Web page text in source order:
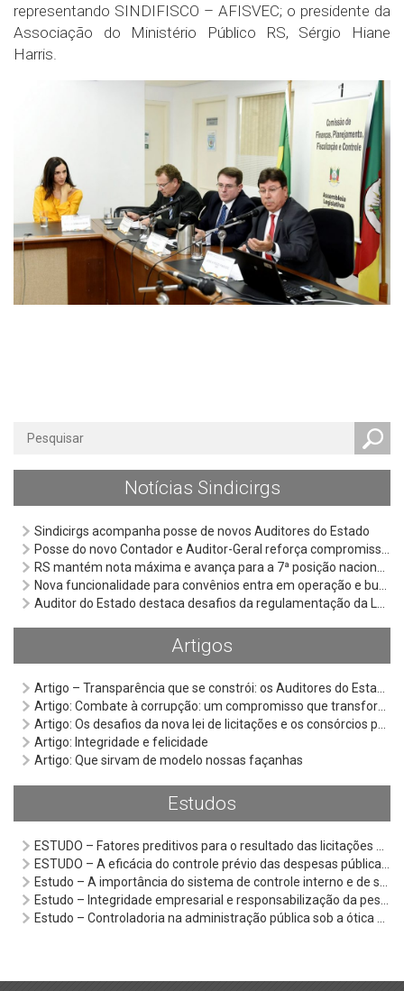
representando SINDIFISCO – AFISVEC; o presidente da
Associação do Ministério Público RS, Sérgio Hiane
Harris.
Notícias Sindicirgs
Sindicirgs acompanha posse de novos Auditores do Estado
Posse do novo Contador e Auditor-Geral reforça compromisso da Cage com a qualificação técnica e o fortalecimento da gestão pública
RS mantém nota máxima e avança para a 7ª posição nacional em ranking da qualidade da informação contábil e fiscal
Nova funcionalidade para convênios entra em operação e busca qualificar gestão de recursos públicos
Auditor do Estado destaca desafios da regulamentação da Lei Anticorrupção em seminário do Ministério Público
Artigos
Artigo – Transparência que se constrói: os Auditores do Estado e o Selo Diamante
Artigo: Combate à corrupção: um compromisso que transforma a sociedade
Artigo: Os desafios da nova lei de licitações e os consórcios públicos
Artigo: Integridade e felicidade
Artigo: Que sirvam de modelo nossas façanhas
Estudos
ESTUDO – Fatores preditivos para o resultado das licitações de serviço terceirizado de assistência domiciliar do Rio Grande do Sul
ESTUDO – A eficácia do controle prévio das despesas públicas para enfrentamento da Covid-19: um estudo qualitativo no Rio Grande do Sul
Estudo – A importância do sistema de controle interno e de sua atuação preventiva na racionalização do gasto público
Estudo – Integridade empresarial e responsabilização da pessoa jurídica na Lei Anticorrupção
Estudo – Controladoria na administração pública sob a ótica do controle social: o caso do Observatório Social do Brasil